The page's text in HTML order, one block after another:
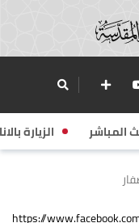
المباشر الزيارة
https://